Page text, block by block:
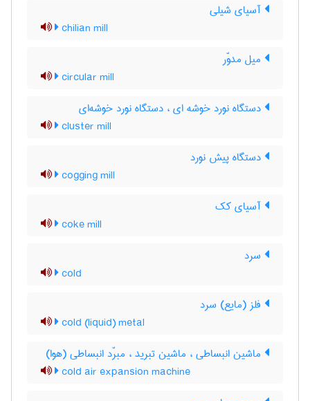
آسیای شیلی
chilian mill
میل مدوّر
circular mill
دستگاه نورد خوشه ای ، دستگاه نورد خوشه‌ای
cluster mill
دستگاه پیش نورد
cogging mill
آسیای کک
coke mill
سرد
cold
فلز (مایع) سرد
cold (liquid) metal
ماشین انبساطی ، ماشین تبرید ، مبرّد انبساطی (هوا)
cold air expansion machine